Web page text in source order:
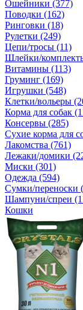
Ошейники (377)
Поводки (162)
Ринговки (18)
Рулетки (249)
Цепи/тросы (11)
Шлейки/
Витамины (113)
Груминг (169)
Игрушки (548)
Клетки/вольеры
Корма для собак
Консервы (285)
Сухие корма для
Лакомства (761)
Лежаки/домики
Миски (301)
Одежда (594)
Сумки/переноски
Шампуни/спреи
Кошки